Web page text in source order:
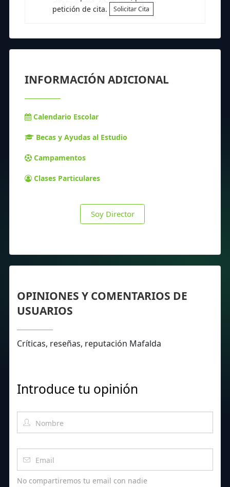
petición de cita.
Solicitar Cita
INFORMACIÓN ADICIONAL
Calendario Escolar
Becas y Ayudas al Estudio
Campamentos
Clases Particulares
Soy Director
OPINIONES Y COMENTARIOS DE
USUARIOS
Críticas, reseñas, reputación Mafalda
Introduce tu opinión
No compartiremos tu email con nadie